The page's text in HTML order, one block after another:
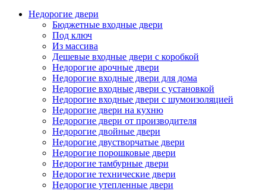
Недорогие двери
Бюджетные входные двери
Под ключ
Из массива
Дешевые входные двери с коробкой
Недорогие арочные двери
Недорогие входные двери для дома
Недорогие входные двери с установкой
Недорогие входные двери с шумоизоляцией
Недорогие двери на кухню
Недорогие двери от производителя
Недорогие двойные двери
Недорогие двустворчатые двери
Недорогие порошковые двери
Недорогие тамбурные двери
Недорогие технические двери
Недорогие утепленные двери